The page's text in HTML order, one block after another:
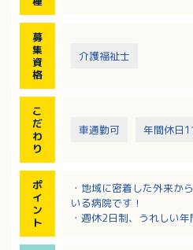
募
集
資
格
介護福祉士
こ
だ
わ
り
車通勤可 年間休日
ポ
イ
ン
ト
・地域に密着した外来か
いる病院です！
・週休2日制、うれしい年